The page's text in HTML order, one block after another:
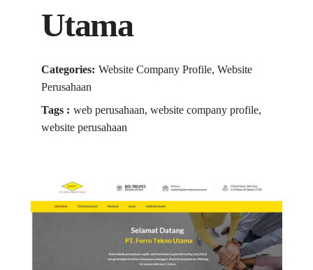
Utama
Categories: Website Company Profile, Website
Perusahaan
Tags : web perusahaan, website company profile,
website perusahaan